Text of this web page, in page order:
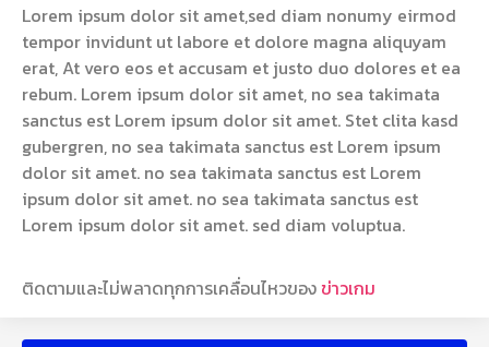
Lorem ipsum dolor sit amet,sed diam nonumy eirmod
tempor invidunt ut labore et dolore magna aliquyam
erat, At vero eos et accusam et justo duo dolores et ea
rebum. Lorem ipsum dolor sit amet, no sea takimata
sanctus est Lorem ipsum dolor sit amet. Stet clita kasd
gubergren, no sea takimata sanctus est Lorem ipsum
dolor sit amet. no sea takimata sanctus est Lorem
ipsum dolor sit amet. no sea takimata sanctus est
Lorem ipsum dolor sit amet. sed diam voluptua.
ติดตามและไม่พลาดทุกการเคลื่อนไหวของ ข่าวเกม